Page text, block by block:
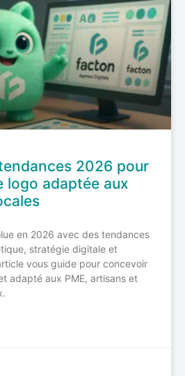
2026 pour
logo adaptée aux
en 2026 avec des tendances
stratégie digitale et
vous guide pour concevoir
adapté aux PME, artisans et